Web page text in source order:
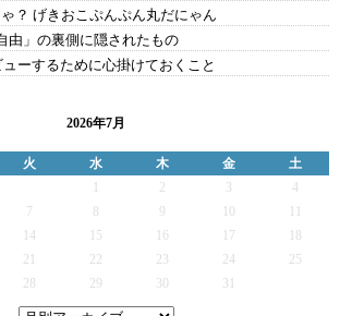
？ げきおこぷんぷん丸だにゃん
由」の裏側に隠されたもの
ーするために心掛けておくこと
2026年7月
火 水 木 金
土
2 3
4
7 9
14 15 16 17
21 22 23 24
25
28 29 30 31